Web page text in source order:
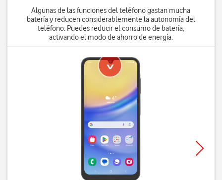
Algunas de las funciones del teléfono gastan mucha
batería y reducen considerablemente la autonomía del
teléfono. Puedes reducir el consumo de batería,
activando el modo de ahorro de energía.